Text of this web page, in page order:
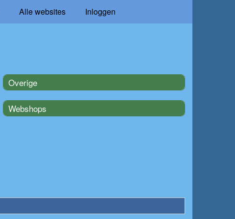
Alle websites Inloggen
Overige
Webshops